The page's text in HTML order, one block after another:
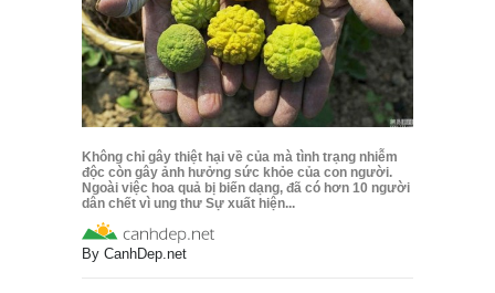
Không chỉ gây thiệt hại về của mà tình trạng nhiễm
độc còn gây ảnh hưởng sức khỏe của con người.
Ngoài việc hoa quả bị biến dạng, đã có hơn 10 người
dân chết vì ung thư Sự xuất hiện...
By CanhDep.net